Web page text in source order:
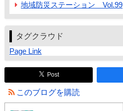
地域防災ステーション Vol.99
タグクラウド
Page Link
Post
このブログを購読